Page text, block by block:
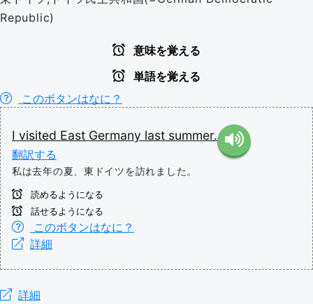
Republic)
意味を覚える
単語を覚える
このボタンはなに？
I visited East Germany last summer.
翻訳する
私は去年の夏、東ドイツを訪れました。
読めるようになる
話せるようになる
このボタンはなに？
詳細
詳細